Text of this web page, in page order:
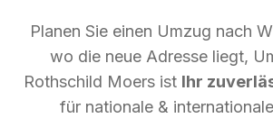
Planen Sie einen Umzug nach
wo die neue Adresse liegt,
Rothschild Moers ist Ihr
für nationale &